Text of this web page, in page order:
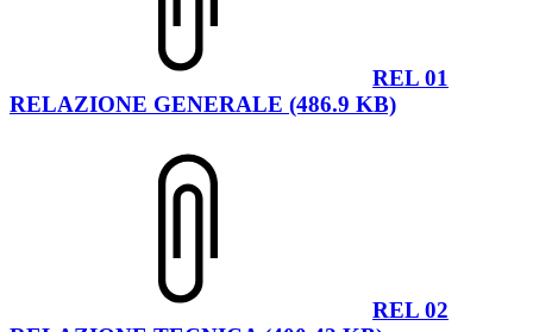
REL 01
RELAZIONE GENERALE (486.9 KB)
REL 02